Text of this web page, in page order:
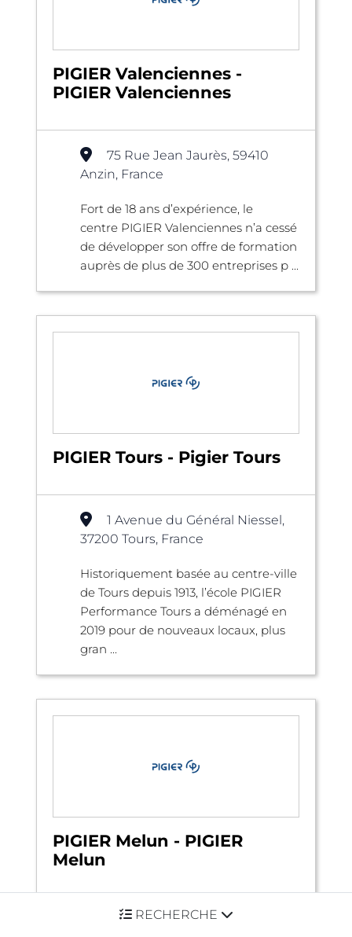
RECHERCHE
PIGIER Valenciennes -
PIGIER Valenciennes
75 Rue Jean Jaurès, 59410
Anzin, France
Fort de 18 ans d’expérience, le
centre PIGIER Valenciennes n’a cessé
de développer son offre de formation
auprès de plus de 300 entreprises p ...
PIGIER Tours - Pigier Tours
1 Avenue du Général Niessel,
37200 Tours, France
Historiquement basée au centre-ville
de Tours depuis 1913, l’école PIGIER
Performance Tours a déménagé en
2019 pour de nouveaux locaux, plus
gran ...
PIGIER Melun - PIGIER
Melun
La cartonnerie - 824 Avenue